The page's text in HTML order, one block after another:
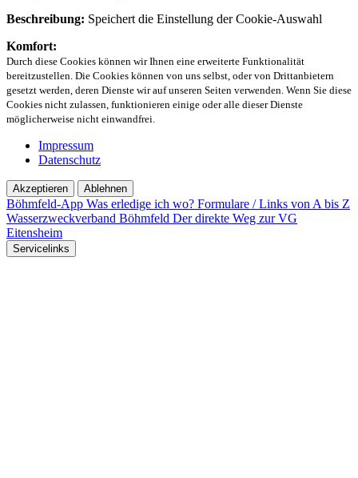
Beschreibung: Speichert die Einstellung der Cookie-Auswahl
Komfort:
Durch diese Cookies können wir Ihnen eine erweiterte Funktionalität
bereitzustellen. Die Cookies können von uns selbst, oder von Drittanbietern
gesetzt werden, deren Dienste wir auf unseren Seiten verwenden. Wenn Sie diese
Cookies nicht zulassen, funktionieren einige oder alle dieser Dienste
möglicherweise nicht einwandfrei.
Impressum
Datenschutz
Akzeptieren Ablehnen
Böhmfeld-App Was erledige ich wo? Formulare / Links von A bis Z
Wasserzweckverband Böhmfeld Der direkte Weg zur VG
Eitensheim
Servicelinks